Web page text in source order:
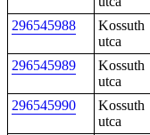
296545988
Kossuth
utca
296545989
Kossuth
utca
296545990
Kossuth
utca